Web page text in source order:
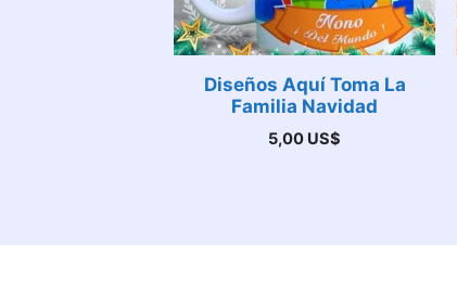
Diseños Aquí Toma La
Familia Navidad
5,00 US$